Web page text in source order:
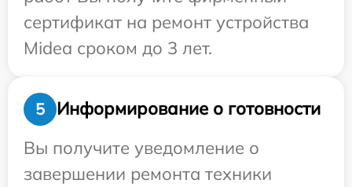
сертификат на ремонт устройства
Midea сроком до 3 лет.
5
Информирование о готовности
Вы получите уведомление о
завершении ремонта техники